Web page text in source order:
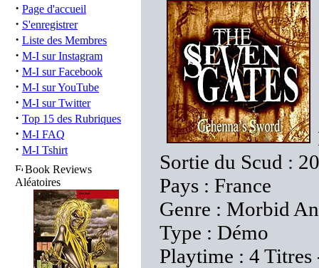
· Page d'accueil
· S'enregistrer
· Liste des Membres
· M-I sur Instagram
· M-I sur Facebook
· M-I sur YouTube
· M-I sur Twitter
· Top 15 des Rubriques
· M-I FAQ
· M-I Tshirt
Book Reviews
Aléatoires
Sortie du Scud :
Pays : France
Genre : Morbid
Type : Démo
Playtime : 4